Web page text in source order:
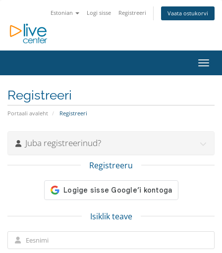
Estonian Logi sisse Registreeri Vaata ostukorvi
Registreeri
Portaali avaleht Registreeri
Juba registreerinud?
Registreeru
Isiklik teave